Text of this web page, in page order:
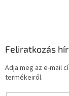
Feliratkozás
Adja meg az e-mail
termékeiről.